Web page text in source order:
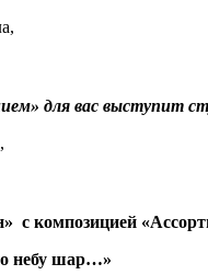
для вас выступит
с композицией
небу шар…»